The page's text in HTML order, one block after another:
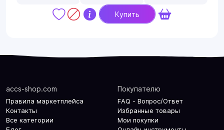
Купить
accs-shop.com
Правила маркетплейса
Контакты
Все категории
Покупателю
FAQ - Вопрос/Ответ
Избранные товары
Мои покупки